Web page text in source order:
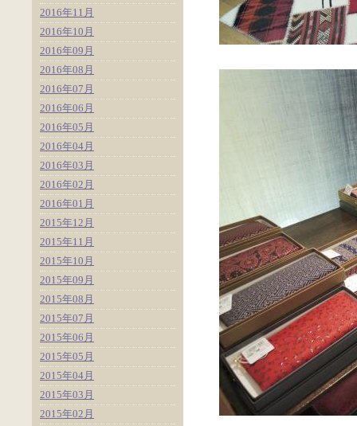
2016年11月
2016年10月
2016年09月
2016年08月
2016年07月
2016年06月
2016年05月
2016年04月
2016年03月
2016年02月
2016年01月
2015年12月
2015年11月
2015年10月
2015年09月
2015年08月
2015年07月
2015年06月
2015年05月
2015年04月
2015年03月
2015年02月